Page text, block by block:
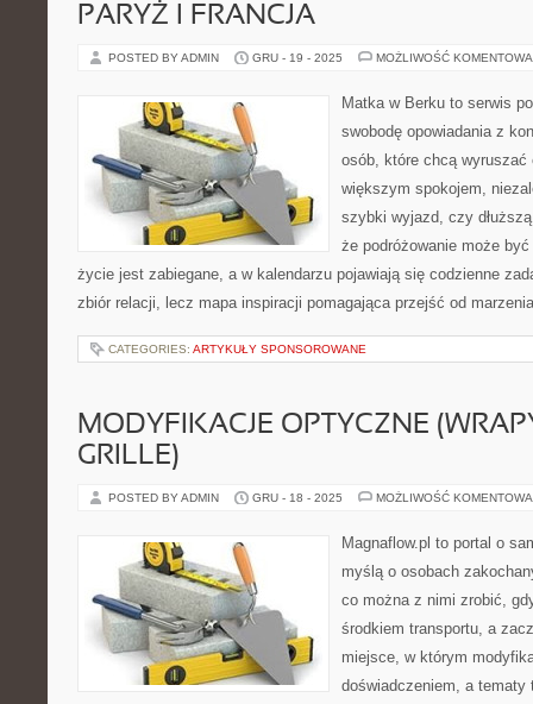
PARYŻ I FRANCJA
POSTED BY ADMIN GRU - 19 - 2025 MOŻLIWOŚĆ
Matka w Berku to serwis
swobodę opowiadania z
osób, które chcą
większym spokojem,
szybki wyjazd, czy
że podróżowanie może
życie jest zabiegane, a w kalendarzu pojawiają się codzienne
zbiór relacji, lecz mapa inspiracji pomagająca przejść od
CATEGORIES: ARTYKUŁY SPONSOROWANE
MODYFIKACJE OPTYCZNE
GRILLE)
POSTED BY ADMIN GRU - 18 - 2025 MOŻLIWOŚĆ
Magnaflow.pl to portal o
myślą o osobach
co można z nimi zrobić,
środkiem transportu, a
miejsce, w którym
doświadczeniem, a